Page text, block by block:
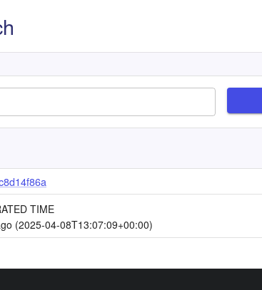
TIME
(2025-04-08T13:07:09+00:00)